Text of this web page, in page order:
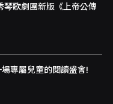
琴歌劇團新版《上帝公傳
好風景-只要我長大 一場專屬兒童的閱讀盛會!